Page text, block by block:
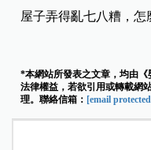
屋子弄得亂七八糟，怎
*本網站所發表之文章，均由
法律權益，若欲引用或轉載網
理。聯絡信箱： [email